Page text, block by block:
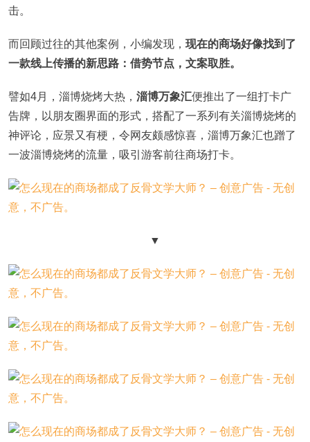
击。
而回顾过往的其他案例，小编发现， 现在的商场好像找到了
一款线上传播的新思路：借势节点，文案取胜。
譬如4月，淄博烧烤大热， 淄博万象汇便推出了一组打卡广
告牌，以朋友圈界面的形式，搭配了一系列有关淄博烧烤的
神评论，应景又有梗，令网友颇感惊喜，淄博万象汇也蹭了
一波淄博烧烤的流量，吸引游客前往商场打卡。
▼